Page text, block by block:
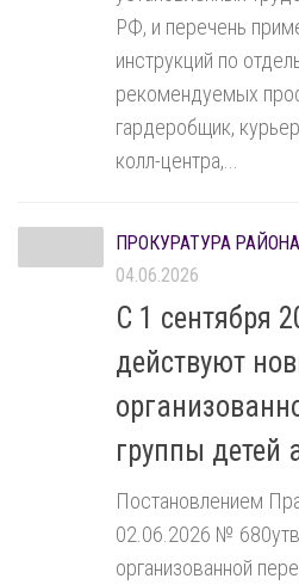
РФ, и перечень
инструкций по
рекомендуемых
гардеробщик,
колл-центра,...
ПРОКУРАТУРА
04.06.2026
С 1 сентября
действуют
группы детей
Постановлением
02.06.2026 №
организованной